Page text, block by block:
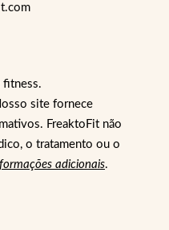
fitness.
site fornece
FreaktoFit não
o tratamento ou o
adicionais.